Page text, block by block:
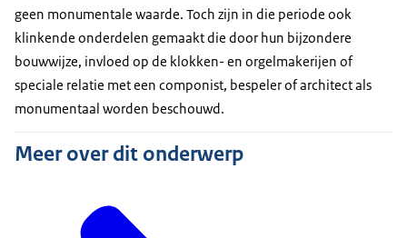
geen monumentale waarde. Toch zijn in die periode ook
klinkende onderdelen gemaakt die door hun bijzondere
bouwwijze, invloed op de klokken- en orgelmakerijen of
speciale relatie met een componist, bespeler of architect als
monumentaal worden beschouwd.
Meer over dit onderwerp